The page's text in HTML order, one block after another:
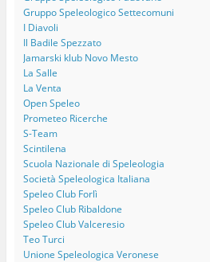
Gruppo Speleologico Settecomuni
I Diavoli
Il Badile Spezzato
Jamarski klub Novo Mesto
La Salle
La Venta
Open Speleo
Prometeo Ricerche
S-Team
Scintilena
Scuola Nazionale di Speleologia
Società Speleologica Italiana
Speleo Club Forlì
Speleo Club Ribaldone
Speleo Club Valceresio
Teo Turci
Unione Speleologica Veronese